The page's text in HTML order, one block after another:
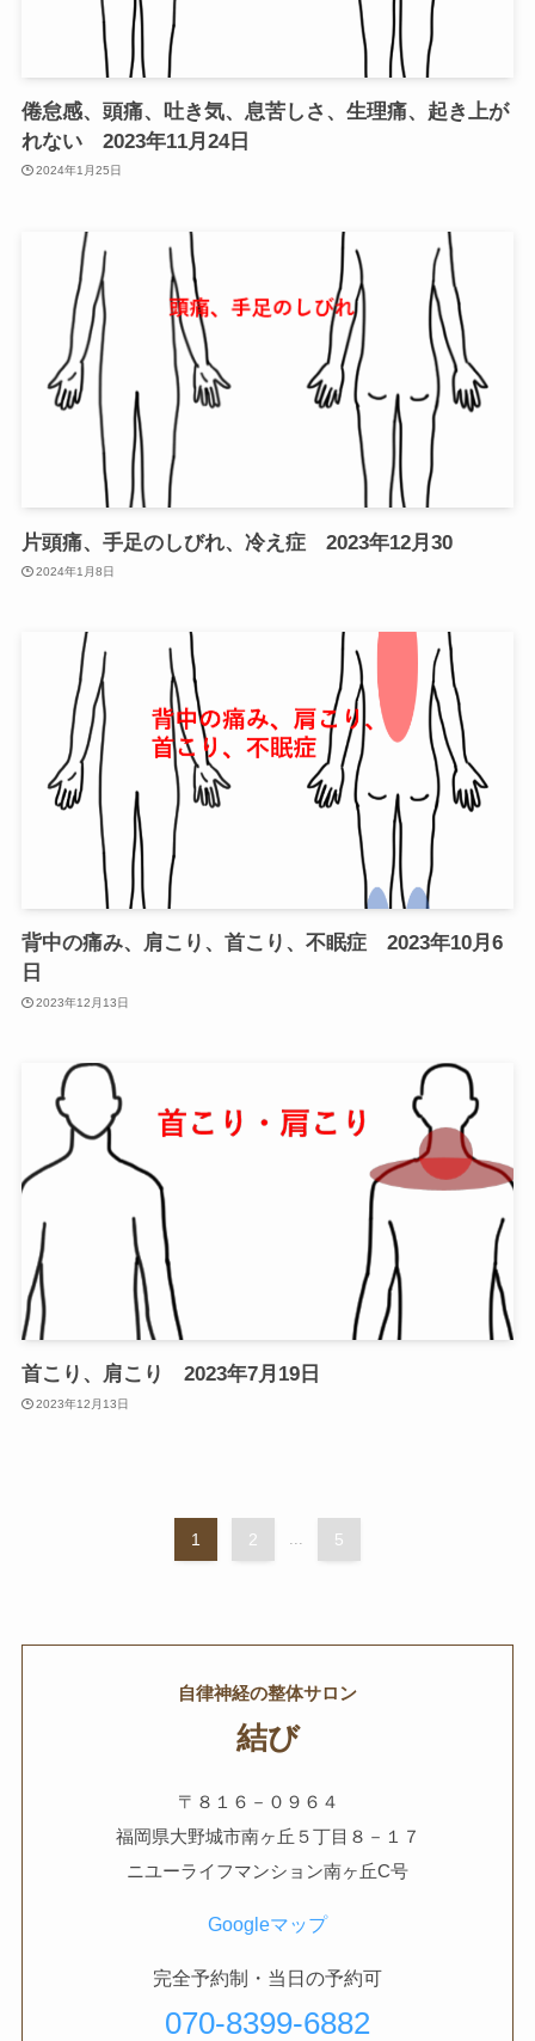
倦怠感、頭痛、吐き気、息苦しさ、生理痛、起き上が
れない 2023年11月24日
2024年1月25日
片頭痛、手足のしびれ、冷え症 2023年12月30
2024年1月8日
背中の痛み、肩こり、首こり、不眠症 2023年10月6
日
2023年12月13日
首こり、肩こり 2023年7月19日
2023年12月13日
1 2 5
自律神経の整体サロン
結び
〒８１６－０９６４
福岡県大野城市南ヶ丘５丁目８－１７
ニユーライフマンション南ヶ丘C号
Googleマップ
完全予約制・当日の予約可
070-8399-6882